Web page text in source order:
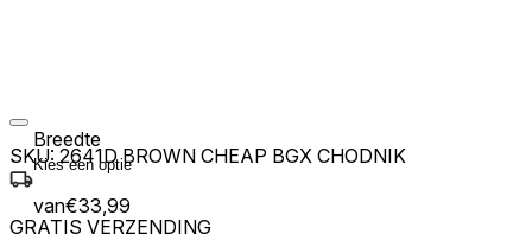
Breedte
van€33,99
SKU: 2641D BROWN CHEAP BGX CHODNIK
GRATIS VERZENDING